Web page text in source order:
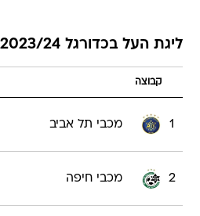
ליגת העל בכדורגל 2023/24
קבוצה
1 מכבי תל אביב
2 מכבי חיפה